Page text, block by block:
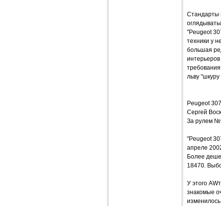
Стандарты
"Peugeot
техники у
большая
льву
Peugeot
Сергей
За рулем
"Peugeot
апреле
Более
18470.
У этого
знакомые